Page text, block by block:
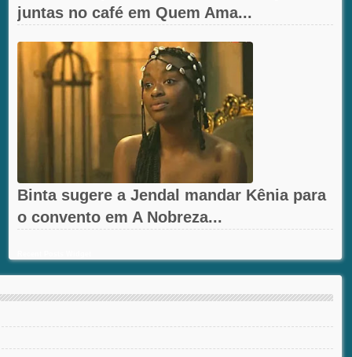
juntas no café em Quem Ama...
Binta sugere a Jendal mandar Kênia para
o convento em A Nobreza...